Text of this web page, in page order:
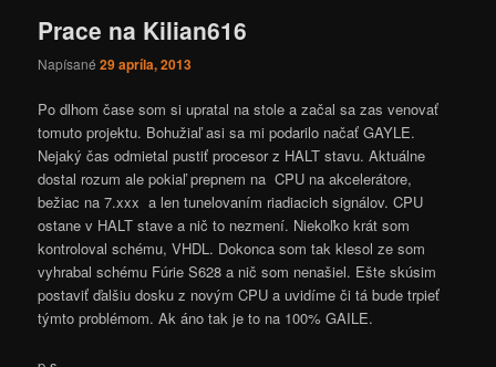
Prace na Kilian616
Napísané29 apríla, 2013
Po dlhom čase som si upratal na stole a začal sa zas venovať
tomuto projektu. Bohužiaľ asi sa mi podarilo načať GAYLE.
Nejaký čas odmietal pustiť procesor z HALT stavu. Aktuálne
dostal rozum ale pokiaľ prepnem na CPU na akcelerátore,
bežiac na 7.xxx a len tunelovaním riadiacich signálov. CPU
ostane v HALT stave a nič to nezmení. Niekoľko krát som
kontroloval schému, VHDL. Dokonca som tak klesol ze som
vyhrabal schému Fúrie S628 a nič som nenašiel. Ešte skúsim
postaviť ďalšiu dosku z novým CPU a uvidíme či tá bude trpieť
týmto problémom. Ak áno tak je to na 100% GAILE.